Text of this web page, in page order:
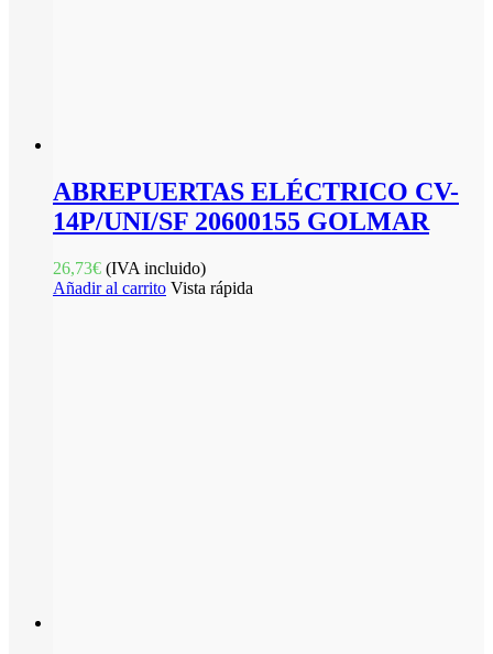
ABREPUERTAS ELÉCTRICO CV-
14P/UNI/SF 20600155 GOLMAR
26,73€ (IVA incluido)
Añadir al carrito Vista rápida